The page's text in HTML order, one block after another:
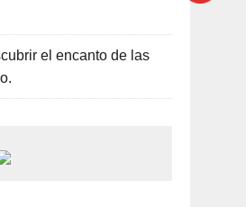
el encanto de las